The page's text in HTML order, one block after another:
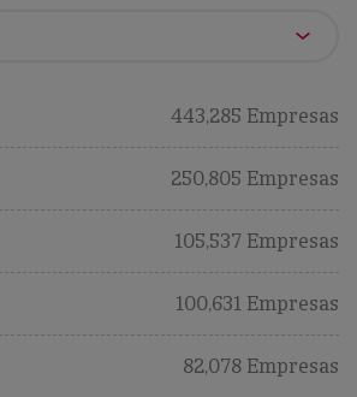
443,285 Empresas
250,805 Empresas
105,537 Empresas
100,631 Empresas
82,078 Empresas